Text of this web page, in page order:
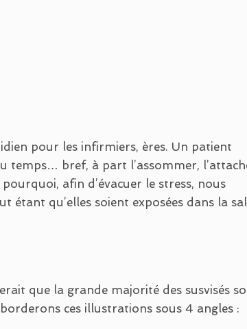
pour les infirmiers, ères. Un patient
temps… bref, à part l’assommer,
afin d’évacuer le stress, nous
étant qu’elles soient exposées dans la
que la grande majorité des susvisés
ces illustrations sous 4 angles :